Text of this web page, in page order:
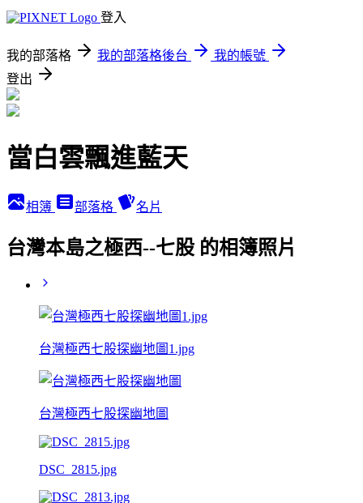
登入
我的部落格 我的部落格後台
我的帳號
登出
當白雲飄進藍天
相簿 部落格 名片
台灣本島之極西--七股 的相簿照片
台灣極西七股探幽地圖1.jpg
台灣極西七股探幽地圖
DSC_2815.jpg